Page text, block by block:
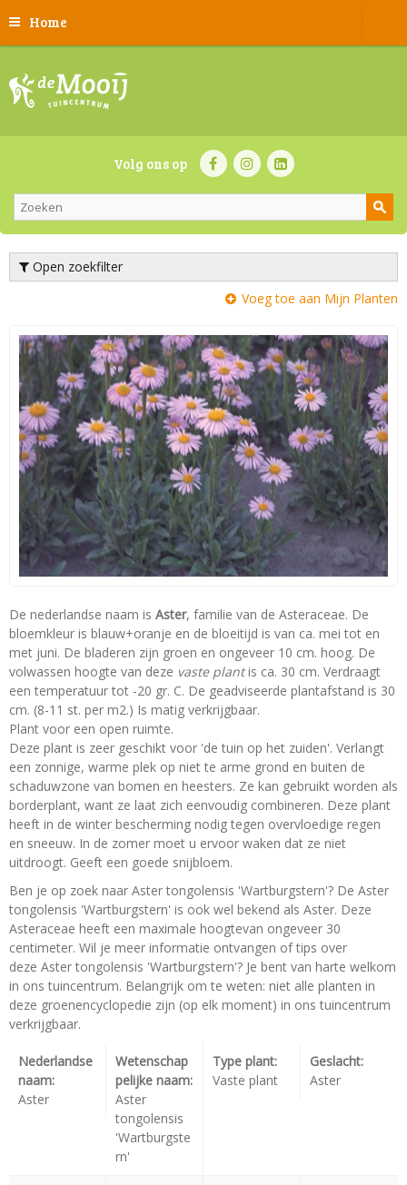
Home
Volg ons op
Open zoekfilter
Voeg toe aan Mijn Planten
De nederlandse naam is Aster, familie van de Asteraceae. De
bloemkleur is blauw+oranje en de bloeitijd is van ca. mei tot en
met juni. De bladeren zijn groen en ongeveer 10 cm. hoog. De
volwassen hoogte van deze vaste plantis ca. 30 cm. Verdraagt
een temperatuur tot -20 gr. C. De geadviseerde plantafstand is 30
cm. (8-11 st. per m2.) Is matig verkrijgbaar.
Plant voor een open ruimte.
Deze plant is zeer geschikt voor 'de tuin op het zuiden'. Verlangt
een zonnige, warme plek op niet te arme grond en buiten de
schaduwzone van bomen en heesters. Ze kan gebruikt worden als
borderplant, want ze laat zich eenvoudig combineren. Deze plant
heeft in de winter bescherming nodig tegen overvloedige regen
en sneeuw. In de zomer moet u ervoor waken dat ze niet
uitdroogt. Geeft een goede snijbloem.
Ben je op zoek naar Aster tongolensis 'Wartburgstern'? De Aster
tongolensis 'Wartburgstern' is ook wel bekend als Aster. Deze
Asteraceae heeft een maximale hoogtevan ongeveer 30
centimeter. Wil je meer informatie ontvangen of tips over
deze Aster tongolensis 'Wartburgstern'? Je bent van harte welkom
in ons tuincentrum. Belangrijk om te weten: niet alle planten in
deze groenencyclopedie zijn (op elk moment) in ons tuincentrum
verkrijgbaar.
Nederlandse
naam:
Aster
Wetenschap
pelijke naam:
Aster
tongolensis
'Wartburgste
rn'
Type plant:
Vaste plant
Geslacht:
Aster